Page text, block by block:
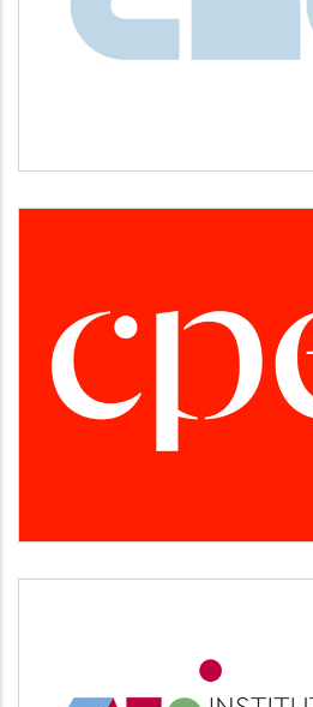
CPEN
Desarrollo